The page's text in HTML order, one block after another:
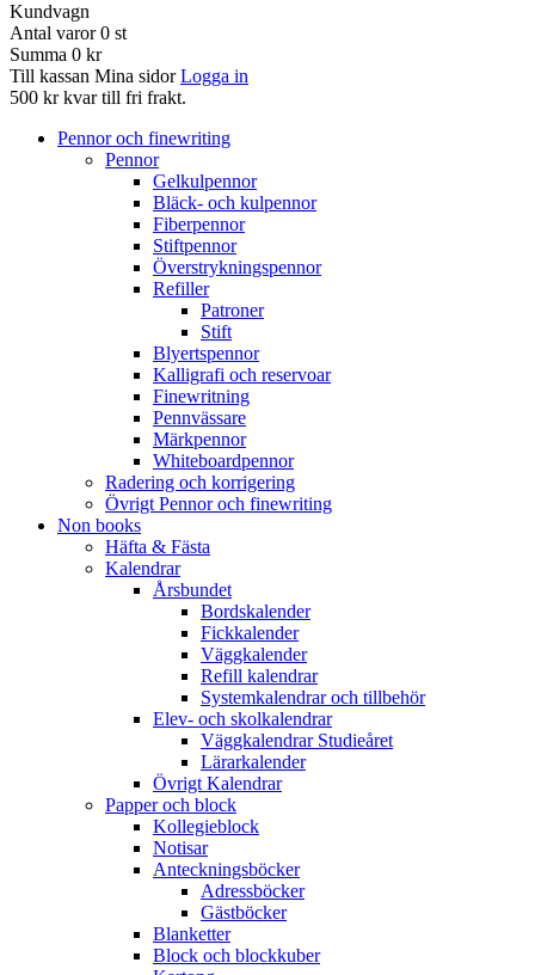
Kundvagn
Antal varor 0 st
Summa 0 kr
Till kassan Mina sidor Logga in
500 kr kvar till fri frakt.
Pennor och finewriting
Pennor
Gelkulpennor
Bläck- och kulpennor
Fiberpennor
Stiftpennor
Överstrykningspennor
Refiller
Patroner
Stift
Blyertspennor
Kalligrafi och reservoar
Finewritning
Pennvässare
Märkpennor
Whiteboardpennor
Radering och korrigering
Övrigt Pennor och finewriting
Non books
Häfta & Fästa
Kalendrar
Årsbundet
Bordskalender
Fickkalender
Väggkalender
Refill kalendrar
Systemkalendrar och tillbehör
Elev- och skolkalendrar
Väggkalendrar Studieåret
Lärarkalender
Övrigt Kalendrar
Papper och block
Kollegieblock
Notisar
Anteckningsböcker
Adressböcker
Gästböcker
Blanketter
Block och blockkuber